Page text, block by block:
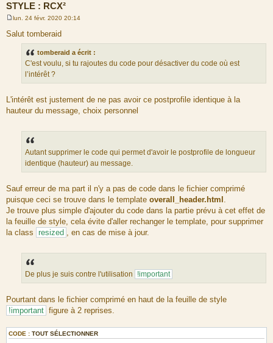
STYLE : RCX²
e
s
lun. 24 févr. 2020 20:14
Salut tomberaid
tomberaid a écrit :
C'est voulu, si tu rajoutes du code pour désactiver du code où est
l’intérêt ?
L'intérêt est justement de ne pas avoir ce postprofile identique à la
hauteur du message, choix personnel
Autant supprimer le code qui permet d'avoir le postprofile de longueur
identique (hauteur) au message.
Sauf erreur de ma part il n'y a pas de code dans le fichier comprimé
puisque ceci se trouve dans le template overall_header.html
Je trouve plus simple d'ajouter du code dans la partie prévu à cet effet de
la feuille de style, cela évite d'aller rechanger le template, pour supprimer
la class resized , en cas de mise à jour.
De plus je suis contre l'utilisation !important
Pourtant dans le fichier comprimé en haut de la feuille de style
!important figure à 2 reprises.
CODE : TOUT SÉLECTIONNER